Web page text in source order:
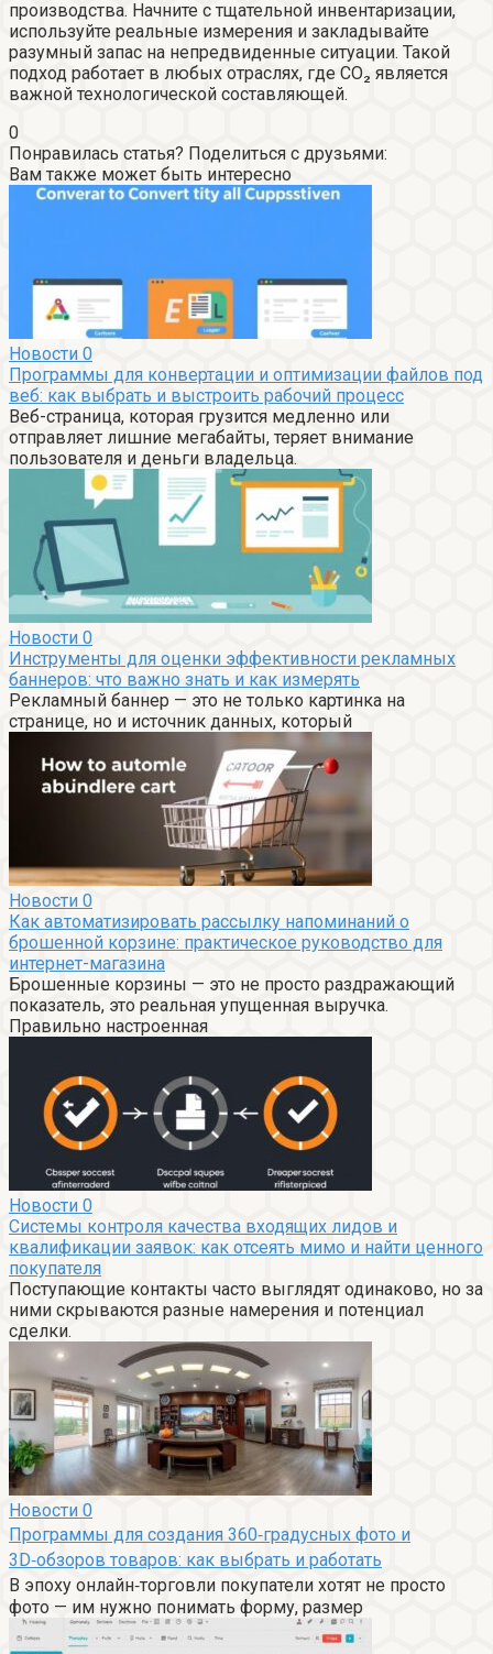
производства. Начните с тщательной инвентаризации,
используйте реальные измерения и закладывайте
разумный запас на непредвиденные ситуации. Такой
подход работает в любых отраслях, где CO₂ является
важной технологической составляющей.
0
Понравилась статья? Поделиться с друзьями:
Вам также может быть интересно
Новости 0
Программы для конвертации и оптимизации файлов под
веб: как выбрать и выстроить рабочий процесс
Веб-страница, которая грузится медленно или
отправляет лишние мегабайты, теряет внимание
пользователя и деньги владельца.
Новости 0
Инструменты для оценки эффективности рекламных
баннеров: что важно знать и как измерять
Рекламный баннер — это не только картинка на
странице, но и источник данных, который
Новости 0
Как автоматизировать рассылку напоминаний о
брошенной корзине: практическое руководство для
интернет-магазина
Брошенные корзины — это не просто раздражающий
показатель, это реальная упущенная выручка.
Правильно настроенная
Новости 0
Системы контроля качества входящих лидов и
квалификации заявок: как отсеять мимо и найти ценного
покупателя
Поступающие контакты часто выглядят одинаково, но за
ними скрываются разные намерения и потенциал
сделки.
Новости 0
Программы для создания 360‑градусных фото и
3D‑обзоров товаров: как выбрать и работать
В эпоху онлайн‑торговли покупатели хотят не просто
фото — им нужно понимать форму, размер